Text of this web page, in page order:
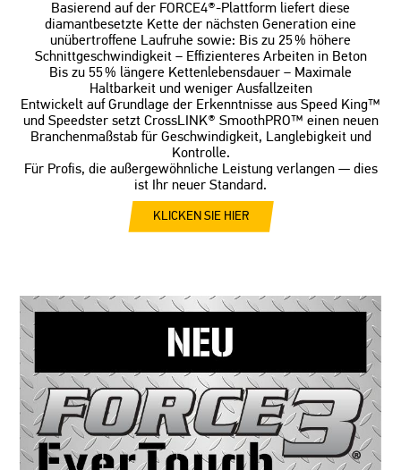
Basierend auf der FORCE4®-Plattform liefert diese
diamantbesetzte Kette der nächsten Generation eine
unübertroffene Laufruhe sowie: Bis zu 25 % höhere
Schnittgeschwindigkeit – Effizienteres Arbeiten in Beton
Bis zu 55 % längere Kettenlebensdauer – Maximale
Haltbarkeit und weniger Ausfallzeiten
Entwickelt auf Grundlage der Erkenntnisse aus Speed King™
und Speedster setzt CrossLINK® SmoothPRO™ einen neuen
Branchenmaßstab für Geschwindigkeit, Langlebigkeit und
Kontrolle.
Für Profis, die außergewöhnliche Leistung verlangen — dies
ist Ihr neuer Standard.
KLICKEN SIE HIER